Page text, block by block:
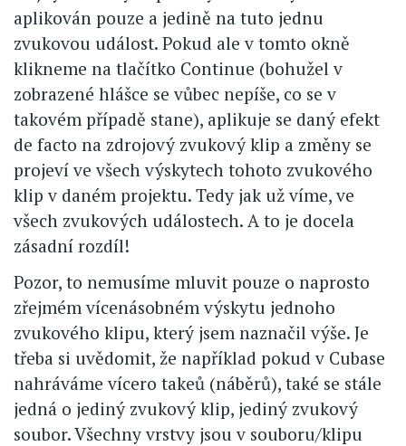
aplikován pouze a jedině na tuto jednu
zvukovou událost. Pokud ale v tomto okně
klikneme na tlačítko Continue (bohužel v
zobrazené hlášce se vůbec nepíše, co se v
takovém případě stane), aplikuje se daný efekt
de facto na zdrojový zvukový klip a změny se
projeví ve všech výskytech tohoto zvukového
klip v daném projektu. Tedy jak už víme, ve
všech zvukových událostech. A to je docela
zásadní rozdíl!
Pozor, to nemusíme mluvit pouze o naprosto
zřejmém vícenásobném výskytu jednoho
zvukového klipu, který jsem naznačil výše. Je
třeba si uvědomit, že například pokud v Cubase
nahráváme vícero takeů (náběrů), také se stále
jedná o jediný zvukový klip, jediný zvukový
soubor. Všechny vrstvy jsou v souboru/klipu